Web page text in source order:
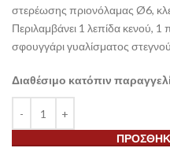
στερέωσης πριονόλαμας Ø6,
Περιλαμβάνει 1 λεπίδα κενού,
σφουγγάρι γυαλίσματος
Διαθέσιμο κατόπιν